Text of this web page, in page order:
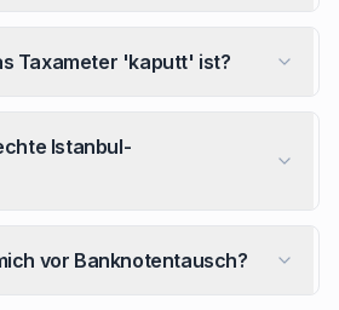
Taxameter 'kaputt' ist?
Istanbul-
vor Banknotentausch?